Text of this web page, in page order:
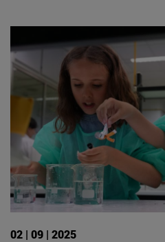
02 | 09 | 2025